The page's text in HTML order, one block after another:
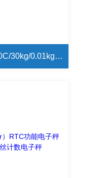
jadever钰恒JWI-700C/30kg/0.01kg不锈钢台面电子秤